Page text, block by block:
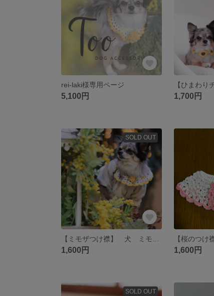
rei-laki様専用ページ
5,100円 1,700円
SOLD OUT
1,600円 1,600円
SOLD OUT